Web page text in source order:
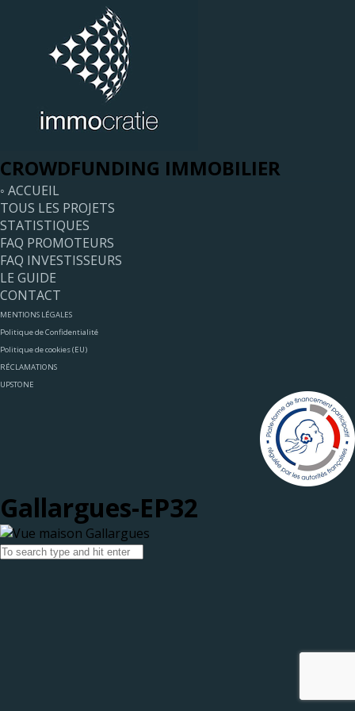
CROWDFUNDING IMMOBILIER
◦ ACCUEIL
TOUS LES PROJETS
STATISTIQUES
FAQ PROMOTEURS
FAQ INVESTISSEURS
LE GUIDE
CONTACT
MENTIONS LÉGALES
Politique de Confidentialité
Politique de cookies (EU)
RÉCLAMATIONS
UPSTONE
Gallargues-EP32